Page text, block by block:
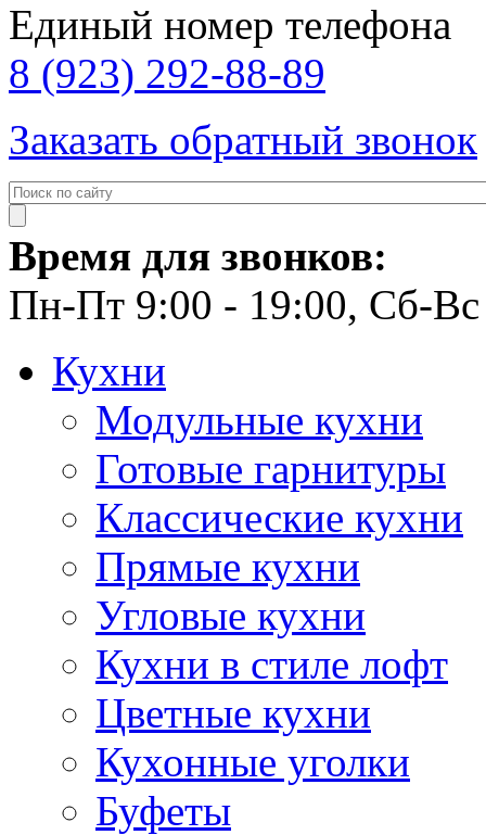
Единый номер телефона
8 (923) 292-88-89
Заказать обратный звонок
Время для звонков:
Пн-Пт 9:00 - 19:00, Сб-Вс
Кухни
Модульные кухни
Готовые гарнитуры
Классические кухни
Прямые кухни
Угловые кухни
Кухни в стиле лофт
Цветные кухни
Кухонные уголки
Буфеты